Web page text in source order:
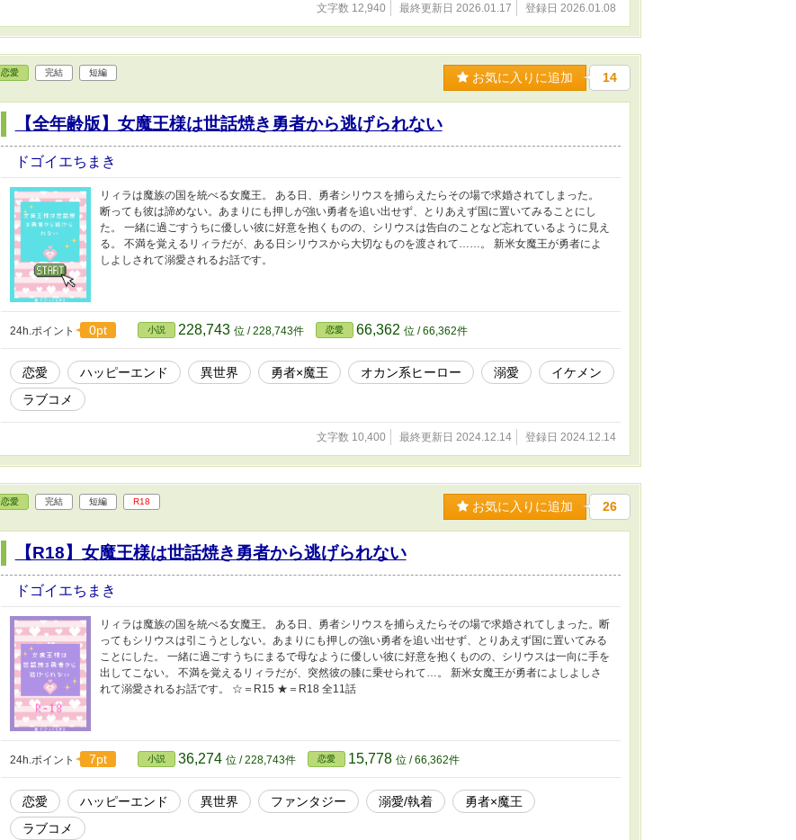
文字数 12,940 最終更新日 2026.01.17 登録日 2026.01.08
恋愛 完結 短編 お気に入りに追加 14
【全年齢版】女魔王様は世話焼き勇者から逃げられない
ドゴイエちまき
リィラは魔族の国を統べる女魔王。 ある日、勇者シリウスを捕らえたらその場で求婚されてしまった。
断っても彼は諦めない。あまりにも押しが強い勇者を追い出せず、とりあえず国に置いてみることにし
た。 一緒に過ごすうちに優しい彼に好意を抱くものの、シリウスは告白のことなど忘れているように見え
る。 不満を覚えるリィラだが、ある日シリウスから大切なものを渡されて……。 新米女魔王が勇者によ
しよしされて溺愛されるお話です。
24h.ポイント 0pt 小説 228,743 位 / 228,743件 恋愛 66,362 位 / 66,362件
恋愛 ハッピーエンド 異世界 勇者×魔王 オカン系ヒーロー 溺愛
イケメン
ラブコメ
文字数 10,400 最終更新日 2024.12.14 登録日 2024.12.14
恋愛 完結 短編 R18 お気に入りに追加 26
【R18】女魔王様は世話焼き勇者から逃げられない
ドゴイエちまき
リィラは魔族の国を統べる女魔王。 ある日、勇者シリウスを捕らえたらその場で求婚されてしまった。断
ってもシリウスは引こうとしない。あまりにも押しの強い勇者を追い出せず、とりあえず国に置いてみる
ことにした。 一緒に過ごすうちにまるで母なように優しい彼に好意を抱くものの、シリウスは一向に手を
出してこない。 不満を覚えるリィラだが、突然彼の膝に乗せられて…。 新米女魔王が勇者によしよしさ
れて溺愛されるお話です。 ☆＝R15 ★＝R18 全11話
24h.ポイント 7pt 小説 36,274 位 / 228,743件 恋愛 15,778 位 / 66,362件
恋愛 ハッピーエンド 異世界 ファンタジー 溺愛/執着
勇者×魔王
ラブコメ